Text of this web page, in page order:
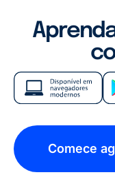
Comece